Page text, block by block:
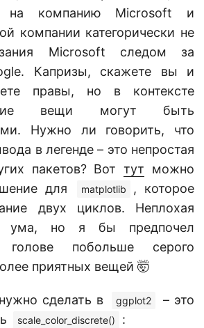
на компанию Microsoft и
компании категорически не
Microsoft следом за
Капризы, скажете вы и
правы, но в контексте
вещи могут быть
Нужно ли говорить, что
в легенде – это непростая
пакетов? Воттут можно
для
matplotlib
, которое
двух циклов. Неплохая
ума, но я бы предпочел
побольше серого
приятных вещей 🤯
сделать в ggplot2
– это
scale_color_discrete() :